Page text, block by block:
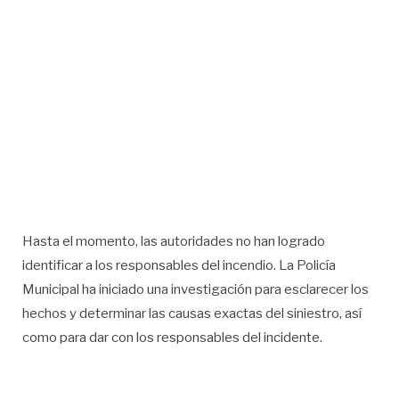
Hasta el momento, las autoridades no han logrado
identificar a los responsables del incendio. La Policía
Municipal ha iniciado una investigación para esclarecer los
hechos y determinar las causas exactas del siniestro, así
como para dar con los responsables del incidente.